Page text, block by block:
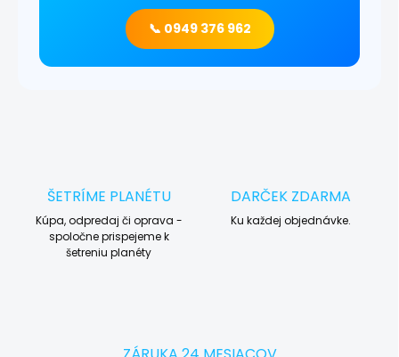
📞 0949 376 962
ŠETRÍME PLANÉTU
Kúpa, odpredaj či oprava -
spoločne prispejeme k
šetreniu planéty
DARČEK ZDARMA
Ku každej objednávke.